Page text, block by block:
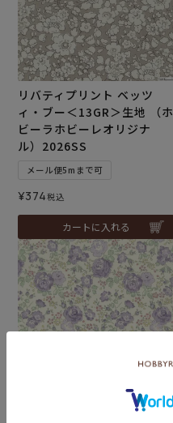
リバティプリント ベッツ
ィ・ブー＜13GR＞生地 （ホ
ビーラホビーレオリジナ
ル）2026SS
メール便5mまで可
¥374税込
カートに入れる
リバティプリント フェリシ